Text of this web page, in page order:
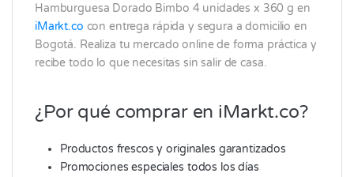
Hamburguesa Dorado Bimbo 4 unidades x 360 g en
iMarkt.co con entrega rápida y segura a domicilio en
Bogotá. Realiza tu mercado online de forma práctica y
recibe todo lo que necesitas sin salir de casa.
¿Por qué comprar en iMarkt.co?
Productos frescos y originales garantizados
Promociones especiales todos los días